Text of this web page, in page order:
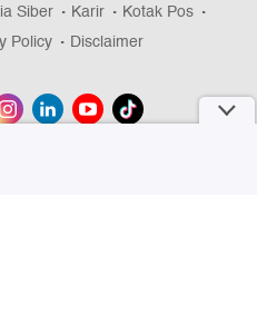
Siber Karir
Kotak Pos
Policy Disclaimer